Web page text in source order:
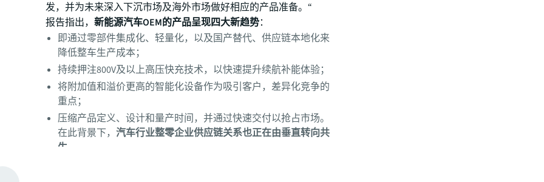
发，并为未来深入下沉市场及海外市场做好相应的产品准备。“
报告指出，新能源汽车OEM的产品呈现四大新趋势：
即通过零部件集成化、轻量化，以及国产替代、供应链本地化来
降低整车生产成本；
持续押注800V及以上高压快充技术，以快速提升续航补能体验；
将附加值和溢价更高的智能化设备作为吸引客户，差异化竞争的
重点；
压缩产品定义、设计和量产时间，并通过快速交付以抢占市场。
在此背景下，汽车行业整零企业供应链关系也正在由垂直转向共
生。